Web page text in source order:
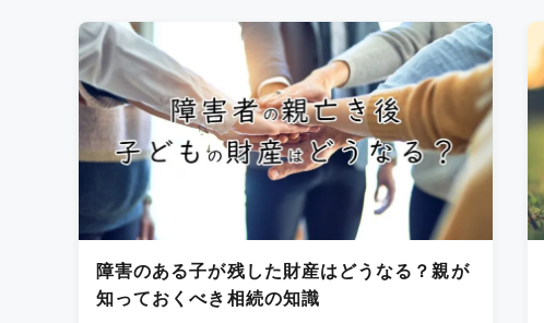
障害のある子が残した財産はどうなる？親が
知っておくべき相続の知識